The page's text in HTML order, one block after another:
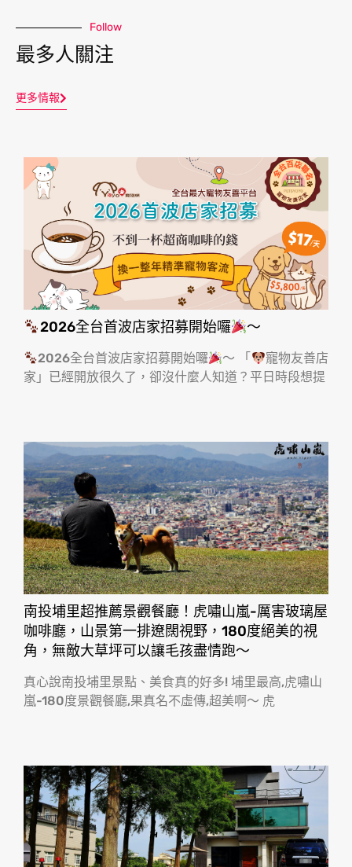
照片由查理士小獵犬-Q比郊遊趣
家人也說好吃，要我下次多買一點回家?
想吃好吃的滷味～台灣滷味博物館地址是：
高雄市岡山區本工一路25號
地址：高雄市岡山區本工一路25號
電話：07 622 9800
營業時間：周一到周日08:00 – 17:00
消費方式：免收門票、室外有小草皮庭院、室內有冷
氣
原始文章：
南部這陣子一直下雨下不停⋯ Q比家又找
到室內可以帶狗的台灣滷味博物館觀光工廠啦！
Follow
最多人關注
更多情報
2026全台首波店家招募開始囉 ～
2026全台首波店家招募開始囉 ～ 「
寵物友善店
家」已經開放很久了，卻沒什麼人知道？平日時段想提
南投埔里超推薦景觀餐廳！虎嘯山嵐-厲害玻璃屋
咖啡廳，山景第一排遼闊視野，180度絕美的視
角，無敵大草坪可以讓毛孩盡情跑〜
真心說南投埔里景點、美食真的好多! 埔里最高,虎嘯山
嵐-180度景觀餐廳,果真名不虛傳,超美啊〜 虎